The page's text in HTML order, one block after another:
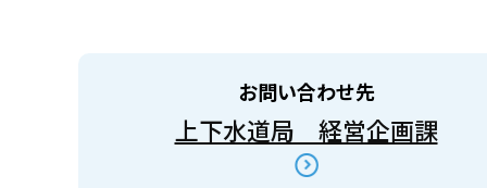
お問い合わせ先
上下水道局 経営企画課